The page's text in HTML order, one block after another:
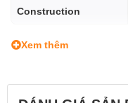
Construction
Xem thêm